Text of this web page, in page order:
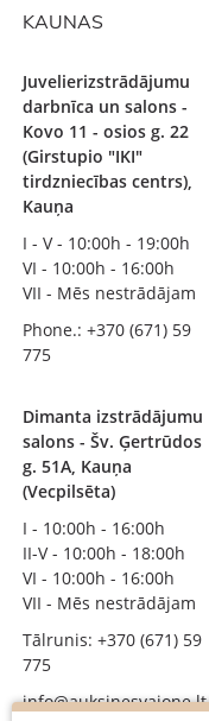
KAUNAS
Juvelierizstrādājumu
darbnīca un salons -
Kovo 11 - osios g. 22
(Girstupio "IKI"
tirdzniecības centrs),
Kauņa
I - V - 10:00h - 19:00h
VI - 10:00h - 16:00h
VII - Mēs nestrādājam
Phone.: +370 (671) 59
775
Dimanta izstrādājumu
salons - Šv. Ģertrūdos
g. 51A, Kauņa
(Vecpilsēta)
I - 10:00h - 16:00h
II-V - 10:00h - 18:00h
VI - 10:00h - 16:00h
VII - Mēs nestrādājam
Tālrunis: +370 (671) 59
775
info@auksinesvajone.lt